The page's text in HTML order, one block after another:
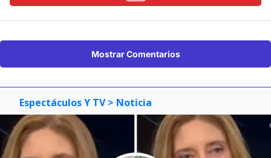
Mostrar Comentarios
Espectáculos Y TV > Noticia